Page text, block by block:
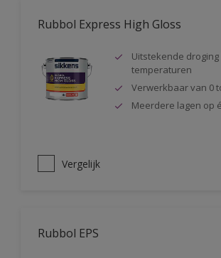
Rubbol Express High Gloss
Uitstekende droging
temperaturen
Verwerkbaar van 0
Meerdere lagen op
Vergelijk
Rubbol EPS